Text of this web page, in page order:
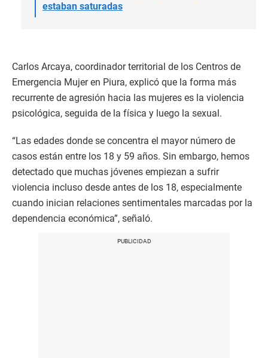
estaban saturadas
Carlos Arcaya, coordinador territorial de los Centros de
Emergencia Mujer en Piura, explicó que la forma más
recurrente de agresión hacia las mujeres es la violencia
psicológica, seguida de la física y luego la sexual.
“Las edades donde se concentra el mayor número de
casos están entre los 18 y 59 años. Sin embargo, hemos
detectado que muchas jóvenes empiezan a sufrir
violencia incluso desde antes de los 18, especialmente
cuando inician relaciones sentimentales marcadas por la
dependencia económica”, señaló.